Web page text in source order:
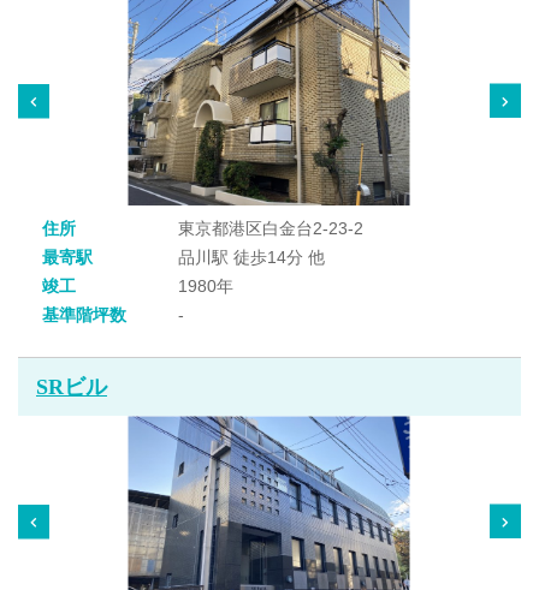
住所
東京都港区白金台2-23-2
最寄駅
品川駅 徒歩14分 他
竣工
1980年
基準階坪数
-
SRビル